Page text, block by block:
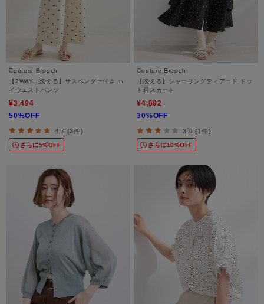
Couture Brooch
【2WAY・洗える】サスペンダー付き ハ
イウエストパンツ
¥3,494
50%OFF
4.7 (3件)
さらに5%OFF
Couture Brooch
【洗える】シャーリングティアード ドッ
ト柄スカート
¥4,892
30%OFF
3.0 (1件)
さらに10%OFF